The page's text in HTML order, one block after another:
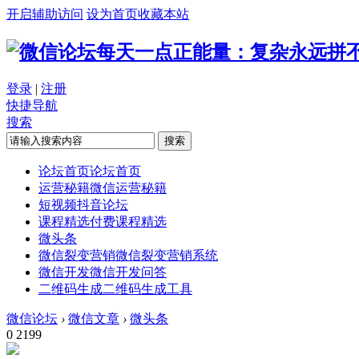
开启辅助访问 设为首页收藏本站
每天一点正能量：复杂永远拼
登录 | 注册
快捷导航
搜索
搜索
论坛首页论坛首页
运营秘籍微信运营秘籍
短视频抖音论坛
课程精选付费课程精选
微头条
微信裂变营销微信裂变营销系统
微信开发微信开发问答
二维码生成二维码生成工具
微信论坛 › 微信文章 › 微头条
0 2199